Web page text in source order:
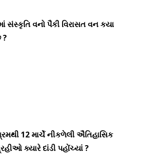
સંસ્કૃતિ વનો પૈકી વિરાસત વન કયા
?
12 માર્ચે નીકળેલી ઐતિહાસિક
ક્યારે દાંડી પહોંચ્યાં ?